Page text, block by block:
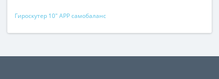
Гироскутер 10" APP самобаланс